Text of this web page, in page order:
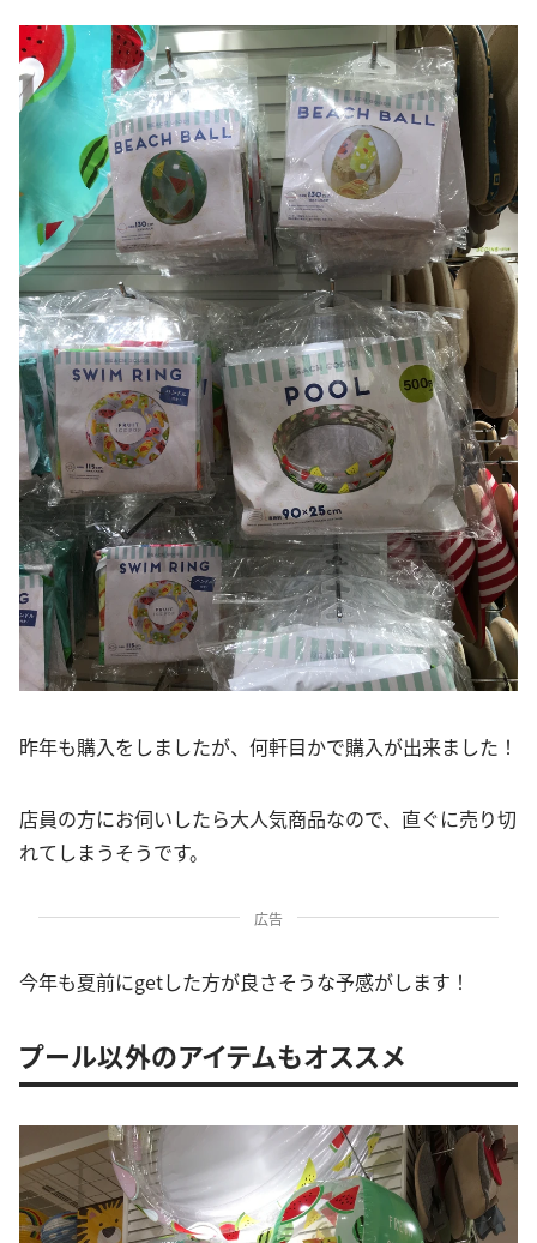
昨年も購入をしましたが、何軒目かで購入が出来ました！
店員の方にお伺いしたら大人気商品なので、直ぐに売り切
れてしまうそうです。
広告
今年も夏前にgetした方が良さそうな予感がします！
プール以外のアイテムもオススメ